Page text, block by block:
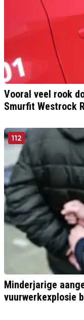
Vooral veel rook
Smurfit Westrock
112
Minderjarige
vuurwerkexplosie